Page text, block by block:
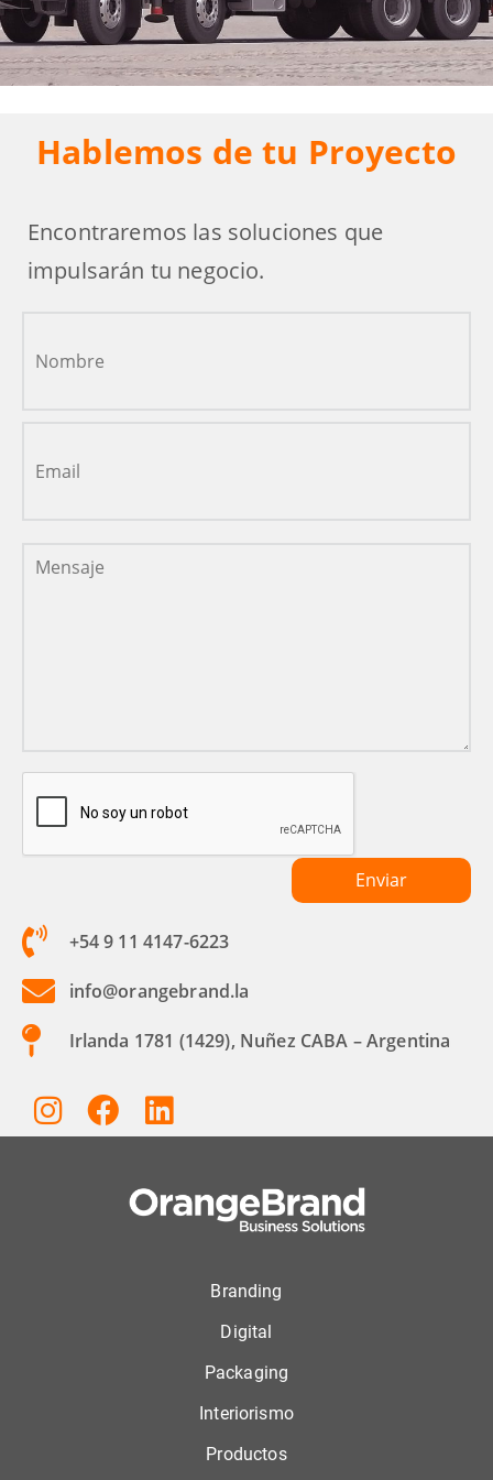
Hablemos de tu Proyecto
Encontraremos las soluciones que
impulsarán tu negocio.
+54 9 11 4147-6223
info@orangebrand.la
Irlanda 1781 (1429), Nuñez CABA – Argentina
Branding
Digital
Packaging
Interiorismo
Productos